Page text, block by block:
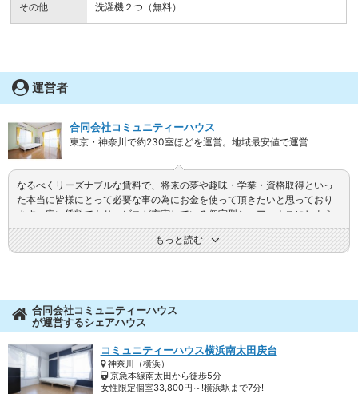
その他 洗濯機２つ（無料）
運営者
合同会社コミュニティーハウス
東京・神奈川で約230室ほどを運営。地域最安値で運営
なるべくリーズナブルな賃料で、将来の夢や趣味・学業・資格取得といっ
た本当に皆様にとって必要な事の為にお金を使って頂きたいと思っており
ます。安い賃料でもサービスが充実している個室型シェアハウスにしよう
と、個室・共用部分には必要な家具家電備品を完備。
温かい、実家の様な環境で家族のような仲間＝シェアメイト達が快適に楽
しく過ごせる、実家に帰ったような居心地のよい環境作りをこころがけて
っています。
おかげさまでオープン以来、すべてのシェアハウスが満室状態です。
（新たに入居をご希望のお客様には、NEWオープンのシェアハウスや空室
予定のお部屋をご案内しております！）
もっと読む
合同会社コミュニティーハウス
が運営するシェアハウス
コミュニティーハウス横浜南太田庚台
神奈川（横浜）
京急本線南太田から徒歩5分
女性限定個室33,800円～!横浜駅まで7分!